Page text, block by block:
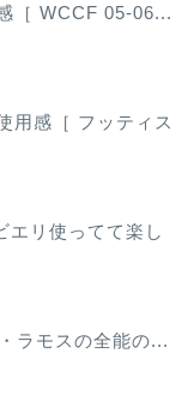
［ WCCF 05-06...
用感［ フッティス
エリ使ってて楽し
ラモスの全能の...